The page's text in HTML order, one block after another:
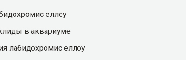
еллоу
в аквариуме
лабидохромис еллоу